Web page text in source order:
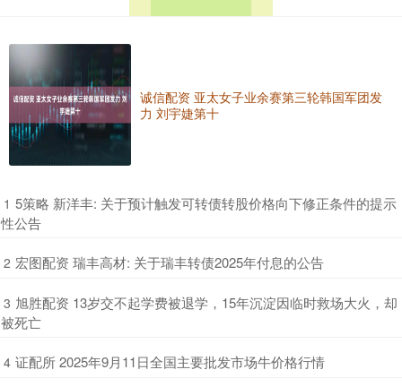
诚信配资 亚太女子业余赛第三轮韩国军团发
力 刘宇婕第十
1 ​5策略 新洋丰: 关于预计触发可转债转股价格向下修正条件的提示
性公告
2 ​宏图配资 瑞丰高材: 关于瑞丰转债2025年付息的公告
3 ​旭胜配资 13岁交不起学费被退学，15年沉淀因临时救场大火，却
被死亡
4 ​证配所 2025年9月11日全国主要批发市场牛价格行情